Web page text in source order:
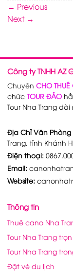
← Previous
Next →
Công ty TNHH AZ
Chuyên CHO
chức TOUR ĐẢO
Tour Nha Trang
Địa Chỉ Văn Phòng
Trang, tỉnh Khánh
Điện thoại:
Email:
Website:
Thông tin
Thuê cano Nha
Tour Nha Trang
Tour Nha Trang
Đặt vé du lịch